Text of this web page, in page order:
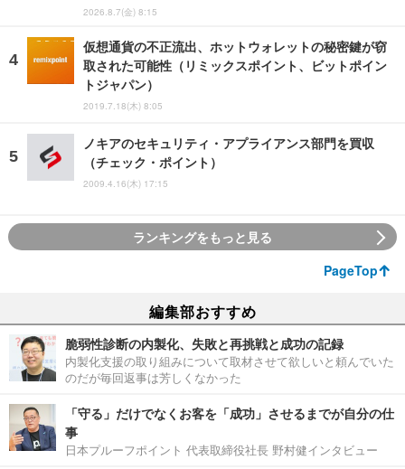
2026.8.7(金) 8:15
仮想通貨の不正流出、ホットウォレットの秘密鍵が窃
取された可能性（リミックスポイント、ビットポイン
トジャパン）
2019.7.18(木) 8:05
ノキアのセキュリティ・アプライアンス部門を買収
（チェック・ポイント）
2009.4.16(木) 17:15
ランキングをもっと見る
PageTop
編集部おすすめ
脆弱性診断の内製化、失敗と再挑戦と成功の記録
内製化支援の取り組みについて取材させて欲しいと頼んでいた
のだが毎回返事は芳しくなかった
「守る」だけでなくお客を「成功」させるまでが自分の仕
事
日本プルーフポイント 代表取締役社長 野村健インタビュー